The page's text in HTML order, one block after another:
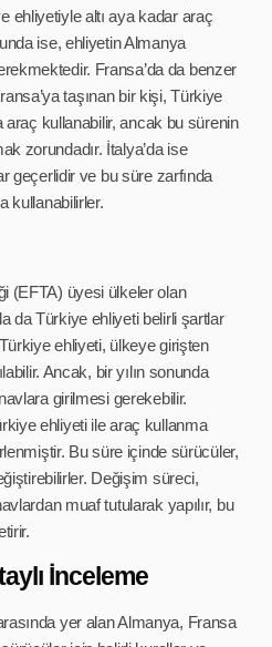
ehliyetiyle altı aya kadar araç
ise, ehliyetin Almanya
Fransa’da da benzer
taşınan bir kişi, Türkiye
araç kullanabilir, ancak bu sürenin
zorundadır. İtalya’da ise
geçerlidir ve bu süre zarfında
kullanabilirler.
(EFTA) üyesi ülkeler olan
da Türkiye ehliyeti belirli şartlar
ehliyeti, ülkeye girişten
Ancak, bir yılın sonunda
girilmesi gerekebilir.
ehliyeti ile araç kullanma
Bu süre içinde sürücüler,
Değişim süreci,
muaf tutularak yapılır, bu
İnceleme
yer alan Almanya, Fransa